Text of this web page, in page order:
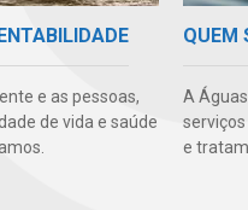
e as pessoas,
de vida e saúde
QUEM
A
e